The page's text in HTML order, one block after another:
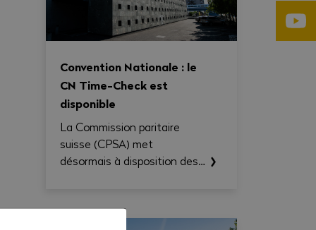
Convention Nationale : le
CN Time-Check est
disponible
La Commission paritaire
suisse (CPSA) met
désormais à disposition des
professionnelles paritaires le